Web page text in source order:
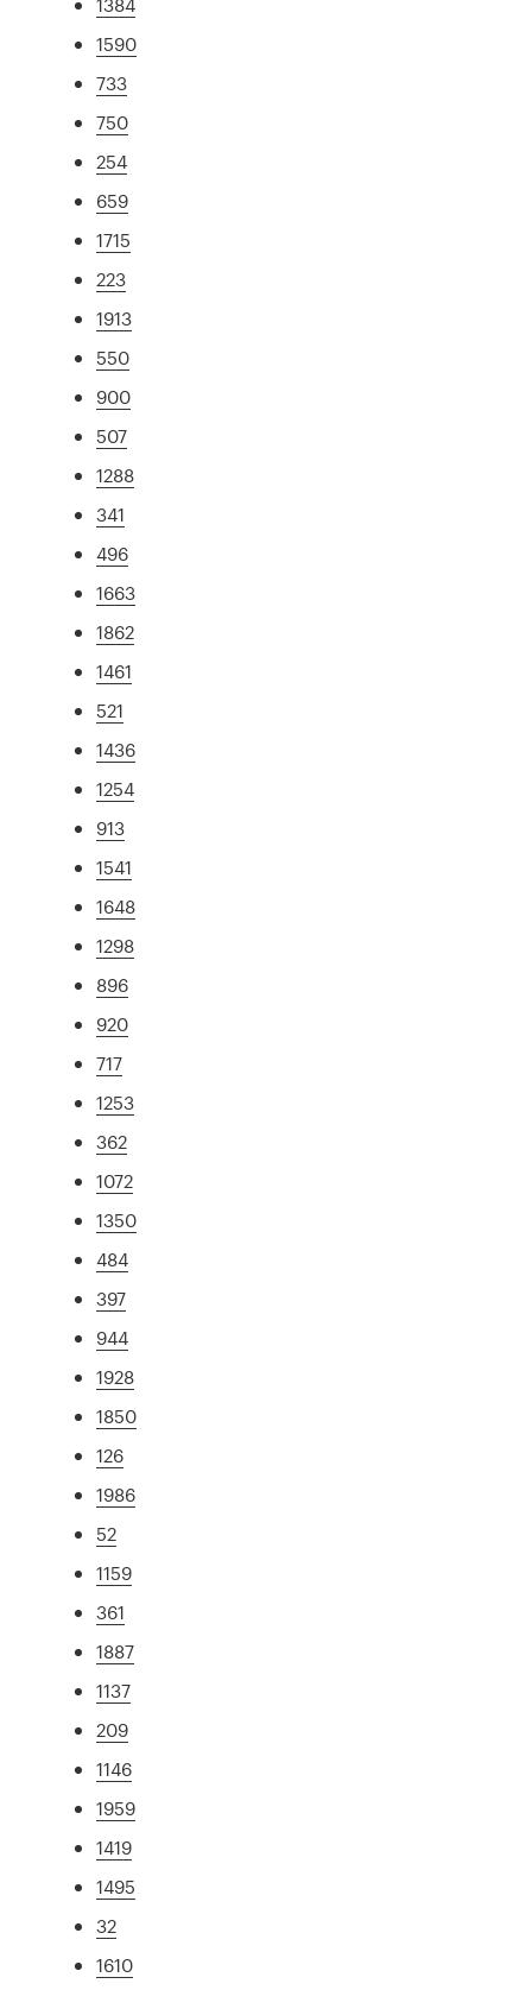
1590
733
750
254
659
1715
223
1913
550
900
507
1288
341
496
1663
1862
1461
521
1436
1254
913
1541
1648
1298
896
920
717
1253
362
1072
1350
484
397
944
1928
1850
126
1986
52
1159
361
1887
1137
209
1146
1959
1419
1495
32
1610